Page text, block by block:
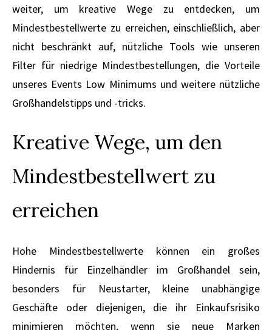
weiter, um kreative Wege zu entdecken, um
Mindestbestellwerte zu erreichen, einschließlich, aber
nicht beschränkt auf, nützliche Tools wie unseren
Filter für niedrige Mindestbestellungen, die Vorteile
unseres Events Low Minimums und weitere nützliche
Großhandelstipps und -tricks.
Kreative Wege, um den
Mindestbestellwert zu
erreichen
Hohe Mindestbestellwerte können ein großes
Hindernis für Einzelhändler im Großhandel sein,
besonders für Neustarter, kleine unabhängige
Geschäfte oder diejenigen, die ihr Einkaufsrisiko
minimieren möchten, wenn sie neue Marken